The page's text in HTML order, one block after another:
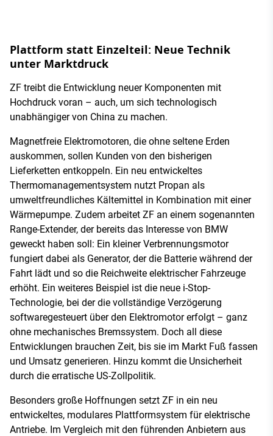
Plattform statt Einzelteil: Neue Technik
unter Marktdruck
ZF treibt die Entwicklung neuer Komponenten mit
Hochdruck voran – auch, um sich technologisch
unabhängiger von China zu machen.
Magnetfreie Elektromotoren, die ohne seltene Erden
auskommen, sollen Kunden von den bisherigen
Lieferketten entkoppeln. Ein neu entwickeltes
Thermomanagementsystem nutzt Propan als
umweltfreundliches Kältemittel in Kombination mit einer
Wärmepumpe. Zudem arbeitet ZF an einem sogenannten
Range-Extender, der bereits das Interesse von BMW
geweckt haben soll: Ein kleiner Verbrennungsmotor
fungiert dabei als Generator, der die Batterie während der
Fahrt lädt und so die Reichweite elektrischer Fahrzeuge
erhöht. Ein weiteres Beispiel ist die neue i-Stop-
Technologie, bei der die vollständige Verzögerung
softwaregesteuert über den Elektromotor erfolgt – ganz
ohne mechanisches Bremssystem. Doch all diese
Entwicklungen brauchen Zeit, bis sie im Markt Fuß fassen
und Umsatz generieren. Hinzu kommt die Unsicherheit
durch die erratische US-Zollpolitik.
Besonders große Hoffnungen setzt ZF in ein neu
entwickeltes, modulares Plattformsystem für elektrische
Antriebe. Im Vergleich mit den führenden Anbietern aus